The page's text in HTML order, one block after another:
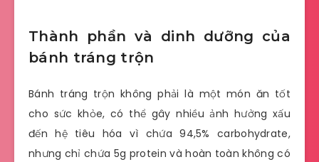
Thành phần và dinh dưỡng của
bánh tráng trộn
Bánh tráng trộn không phải là một món ăn tốt
cho sức khỏe, có thể gây nhiều ảnh hưởng xấu
đến hệ tiêu hóa vì chứa 94,5% carbohydrate,
nhưng chỉ chứa 5g protein và hoàn toàn không có